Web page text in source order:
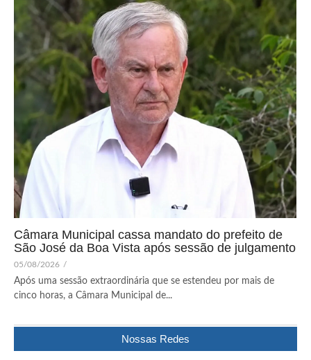
Câmara Municipal cassa mandato do prefeito de
São José da Boa Vista após sessão de julgamento
05/08/2026 /
Após uma sessão extraordinária que se estendeu por mais de
cinco horas, a Câmara Municipal de...
Nossas Redes